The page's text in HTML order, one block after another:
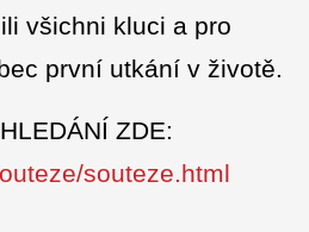
všichni kluci a pro
první utkání v životě.
ZDE:
souteze.html